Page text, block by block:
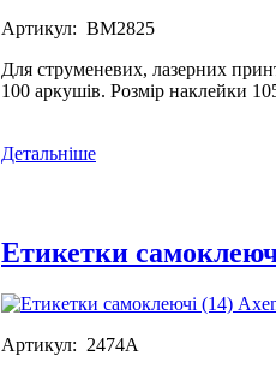
Артикул: BM2825
Для струменевих, лазерних
100 аркушів. Розмір наклейки
Детальніше
Етикетки
Артикул: 2474А